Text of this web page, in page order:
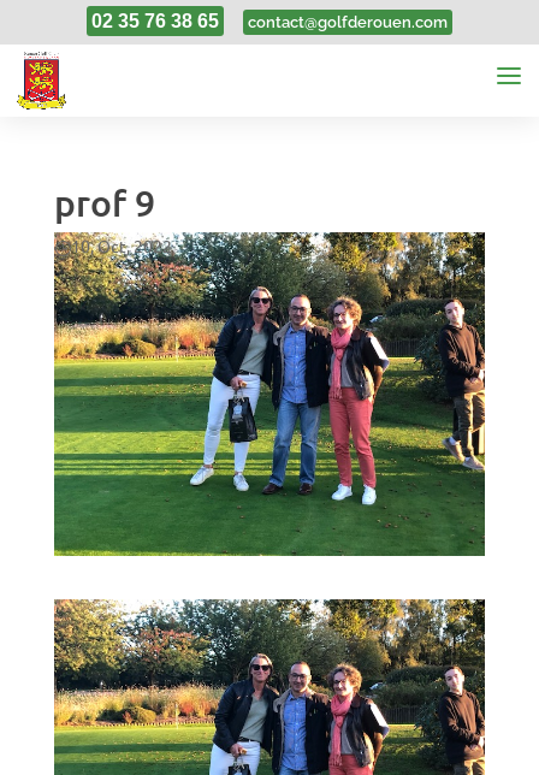
02 35 76 38 65 contact@golfderouen.com
prof 9
10, Oct, 2022